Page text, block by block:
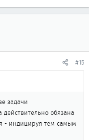
#15
задачи
обязана
- индицируя тем самым